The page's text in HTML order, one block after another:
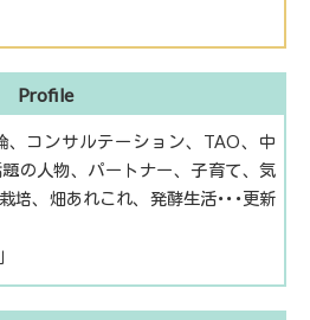
Profile
、コンサルテーション、TAO、中
の人物、パートナー、子育て、気
培、畑あれこれ、発酵生活･･･更新